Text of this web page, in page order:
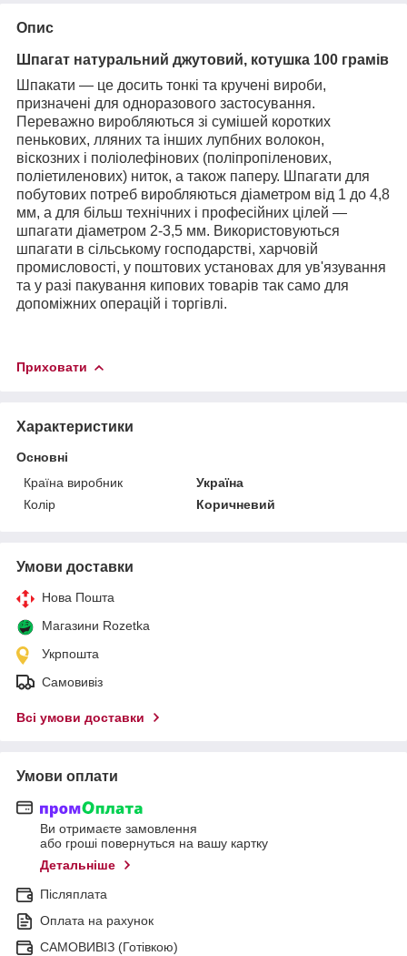
Опис
Шпагат натуральний джутовий, котушка 100 грамів
Шпакати — це досить тонкі та кручені вироби,
призначені для одноразового застосування.
Переважно виробляються зі сумішей коротких
пенькових, лляних та інших лупбних волокон,
віскозних і поліолефінових (поліпропіленових,
поліетиленових) ниток, а також паперу. Шпагати для
побутових потреб виробляються діаметром від 1 до 4,8
мм, а для більш технічних і професійних цілей —
шпагати діаметром 2-3,5 мм. Використовуються
шпагати в сільському господарстві, харчовій
промисловості, у поштових установах для ув'язування
та у разі пакування кипових товарів так само для
допоміжних операцій і торгівлі.
Приховати
Характеристики
Основні
Країна виробник
Україна
Колір
Коричневий
Умови доставки
Нова Пошта
Магазини Rozetka
Укрпошта
Самовивіз
Всі умови доставки
Умови оплати
Ви отримаєте замовлення
або гроші повернуться на вашу картку
Детальніше
Післяплата
Оплата на рахунок
САМОВИВІЗ (Готівкою)